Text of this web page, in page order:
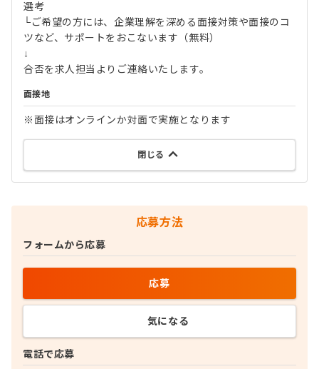
選考
└ご希望の方には、企業理解を深める面接対策や面接のコ
ツなど、サポートをおこないます（無料）
↓
合否を求人担当よりご連絡いたします。
面接地
※面接はオンラインか対面で実施となります
閉じる
応募方法
電話で応募
フォームから応募
応募
気になる